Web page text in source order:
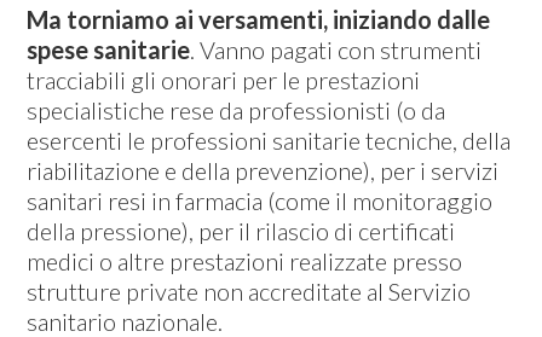
Ma torniamo ai versamenti, iniziando dalle
spese sanitarie. Vanno pagati con strumenti
tracciabili gli onorari per le prestazioni
specialistiche rese da professionisti (o da
esercenti le professioni sanitarie tecniche, della
riabilitazione e della prevenzione), per i servizi
sanitari resi in farmacia (come il monitoraggio
della pressione), per il rilascio di certificati
medici o altre prestazioni realizzate presso
strutture private non accreditate al Servizio
sanitario nazionale.